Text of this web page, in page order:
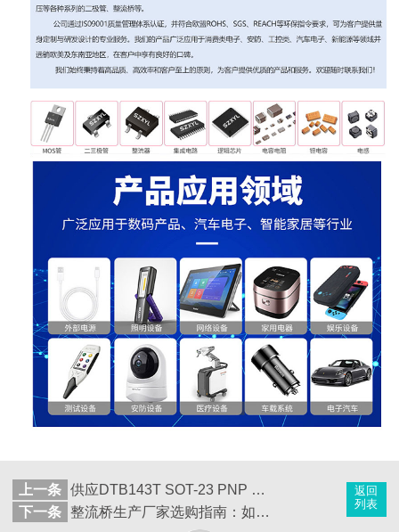
返回
列表
上一条
供应DTB143T SOT-23 PNP 带阻三极管
下一条
整流桥生产厂家选购指南：如何挑选靠谱供应商